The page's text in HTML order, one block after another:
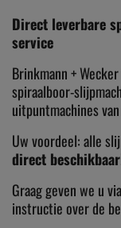
Direct leverbare
service
Brinkmann +
spiraalboor-
uitpuntmachines
Uw voordeel: alle
direct beschikbaar
Graag geven we u
instructie over de